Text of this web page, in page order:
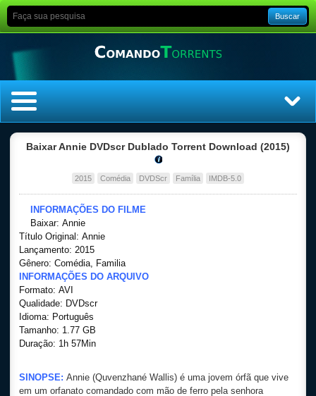
Buscar
Top Séries
Dublado
Baixar Annie DVDscr Dublado Torrent Download (2015)
2015 Comédia DVDScr Família IMDB-5.0
INFORMAÇÕES DO FILME
Baixar: Annie
Título Original: Annie
Lançamento: 2015
Gênero: Comédia, Familia
INFORMAÇÕES DO ARQUIVO
Formato: AVI
Qualidade: DVDscr
Idioma: Português
Tamanho: 1.77 GB
Duração: 1h 57Min
SINOPSE: Annie (Quvenzhané Wallis) é uma jovem órfã que vive
em um orfanato comandado com mão de ferro pela senhora